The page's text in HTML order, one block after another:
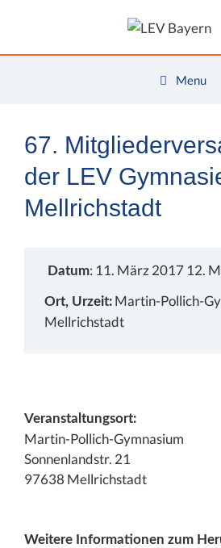
Menu
67.
der LEV
Mellrichstadt
Datum: 11. März 2017 12.
Ort, Urzeit: Martin-Pollich-
Mellrichstadt
Veranstaltungsort:
Martin-Pollich-Gymnasium
Sonnenlandstr. 21
97638 Mellrichstadt
Weitere Informationen zum